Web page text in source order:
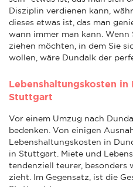
Disziplin verdienen kann,
dieses etwas ist, das man
wann immer man kann. Wenn
ziehen möchten, in dem Sie
wollen, wäre Dundalk der
Lebenshaltungskosten in
Stuttgart
Vor einem Umzug nach
bedenken. Von einigen
Lebenshaltungskosten in
in Stuttgart. Miete und
tendenziell teurer, besonders
zieht. Im Gegensatz, ist die